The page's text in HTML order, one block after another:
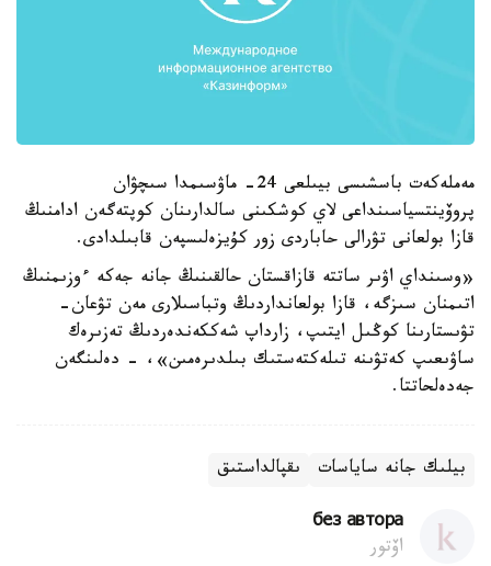
مەملەكەت باسشىسى بيىلعى 24- ماۋسىمدا سىچۋان
پروۆينتسياسىنداعى لاي كوشكىنى سالدارىنان كوپتەگەن ادامنىڭ
قازا بولعانى تۋرالى حاباردى زور كۇيزەلىسپەن قابىلدادى.
«وسىنداي اۋىر ساتتە قازاقستان حالقىنىڭ جانە جەكە ءوزىمنىڭ
اتىمنان سىزگە، قازا بولعانداردىڭ وتباسىلارى مەن تۋعان-
تۋىستارىنا كوڭىل ايتىپ، زارداپ شەككەندەردىڭ تەزىرەك
ساۋىعىپ كەتۋىنە تىلەكتەستىك بىلدىرەمىن»، - دەلىنگەن
جەدەلحاتتا.
بيلىك جانە ساياسات ىقپالداستىق
без автора
اۆتور